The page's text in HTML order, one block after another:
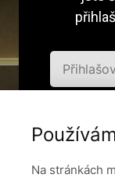
Na stránkách